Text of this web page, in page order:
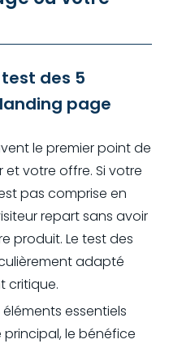
des 5
page
le premier point de
votre offre. Si votre
pas comprise en
repart sans avoir
produit. Le test des
adapté
critique.
essentiels
le bénéfice